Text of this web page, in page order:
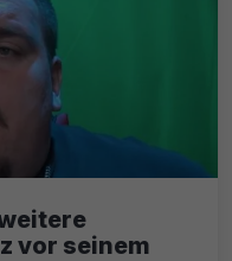
vor seinem